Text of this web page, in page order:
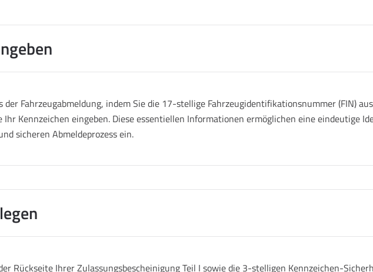
der Fahrzeugabmeldung, indem Sie die 17-stellige Fahrzeugidentifikationsnummer (FIN)
Ihr Kennzeichen eingeben. Diese essentiellen Informationen ermöglichen eine eindeutige
sicheren Abmeldeprozess ein.
Rückseite Ihrer Zulassungsbescheinigung Teil I sowie die 3-stelligen Kennzeichen-